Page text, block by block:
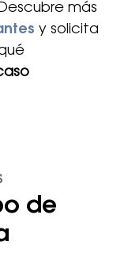
más
y solicita
de